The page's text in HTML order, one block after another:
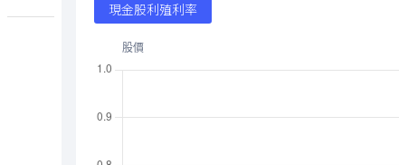
現金股利殖利率